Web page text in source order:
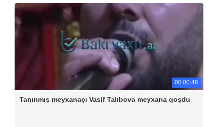
00:00:48
Tanınmış meyxanaçı Vasif Talıbova meyxana qoşdu